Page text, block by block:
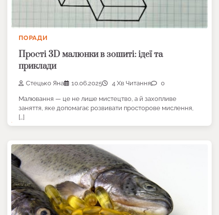
ПОРАДИ
Прості 3D малюнки в зошиті: ідеї та
приклади
Стецько Яна 10.06.2025 4 Хв Читання 0
Малювання — це не лише мистецтво, а й захопливе
заняття, яке допомагає розвивати просторове мислення,
[…]